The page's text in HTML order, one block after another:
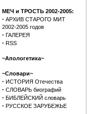
МЕЧ и ТРОСТЬ 2002-2005:
· АРХИВ СТАРОГО МИТ
2002-2005 годов
· ГАЛЕРЕЯ
· RSS
~Апологетика~
~Словари~
· ИСТОРИЯ Отечества
· СЛОВАРЬ биографий
· БИБЛЕЙСКИЙ словарь
· РУССКОЕ ЗАРУБЕЖЬЕ